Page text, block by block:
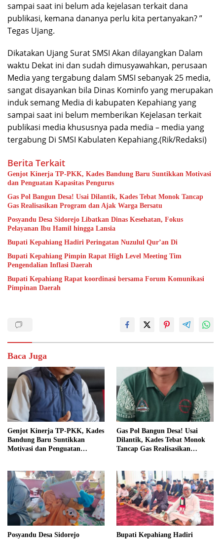
sampai saat ini belum ada kejelasan terkait dana
publikasi, kemana dananya perlu kita pertanyakan? ”
Tegas Ujang.
Dikatakan Ujang Surat SMSI Akan dilayangkan Dalam
waktu Dekat ini dan sudah dimusyawahkan, perusaan
Media yang tergabung dalam SMSI sebanyak 25 media,
sangat disayankan bila Dinas Kominfo yang merupakan
induk semang Media di kabupaten Kepahiang yang
sampai saat ini belum memberikan Kejelasan terkait
publikasi media khususnya pada media – media yang
tergabung Di SMSI Kabulaten Kepahiang.(Rik/Redaksi)
Berita Terkait
Genjot Kinerja TP-PKK, Kades Bandung Baru Suntikkan Motivasi
dan Penguatan Kapasitas Pengurus
Gas Pol Bangun Desa! Usai Dilantik, Kades Tebat Monok Tancap
Gas Realisasikan Program dan Ajak Warga Bersatu
Posyandu Desa Sidorejo Libatkan Dinas Kesehatan, Fokus
Pelayanan Ibu Hamil hingga Lansia
Bupati Kepahiang Hadiri Peringatan Nuzulul Qur’an Di
Bupati Kepahiang Pimpin Rapat High Level Meeting Tim
Pengendalian Inflasi Daerah
Bupati Kepahiang Rapat koordinasi bersama Forum Komunikasi
Pimpinan Daerah
Baca Juga
Genjot Kinerja TP-PKK, Kades
Bandung Baru Suntikkan
Motivasi dan Penguatan
Gas Pol Bangun Desa! Usai
Dilantik, Kades Tebat Monok
Tancap Gas Realisasikan
Posyandu Desa Sidorejo
Bupati Kepahiang Hadiri